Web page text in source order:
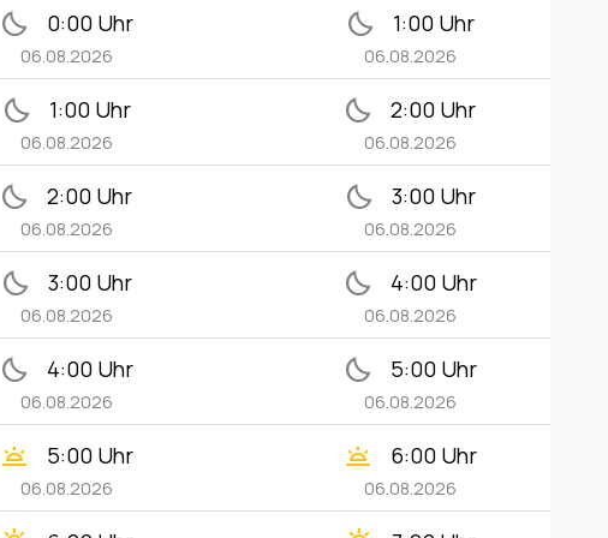
bedtime 0:00 Uhr
06.08.2026
bedtime 1:00 Uhr
06.08.2026
bedtime 1:00 Uhr
06.08.2026
bedtime 2:00 Uhr
06.08.2026
bedtime 2:00 Uhr
06.08.2026
bedtime 3:00 Uhr
06.08.2026
bedtime 3:00 Uhr
06.08.2026
bedtime 4:00 Uhr
06.08.2026
bedtime 4:00 Uhr
06.08.2026
bedtime 5:00 Uhr
06.08.2026
wb_twilight 5:00 Uhr
06.08.2026
wb_twilight 6:00 Uhr
06.08.2026